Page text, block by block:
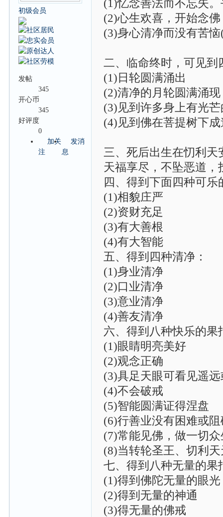
初级会员
发帖
345
开心币
345
好评度
0
加关
注
发消
息
(1)忆念善法而不忘失
(2)心生欢喜，开始念佛
(3)身心清净而没有苦
二、临命终时，可见到
(1)日轮圆满涌出
(2)清净的月轮圆满涌现
(3)见到许多身上有光
(4)见到佛在菩提树下
三、死后出生在忉利天
天福享尽，不坠恶道
四、得到下面四种可乐
(1)相貌庄严
(2)资财充足
(3)有大善根
(4)有大智能
五、得到四种清净：
(1)身业清净
(2)口业清净
(3)意业清净
(4)善友清净
六、得到八种快乐的果
(1)眼睛明亮美好
(2)观念正确
(3)具足天眼可看见遥
(4)不会破戒
(5)智能圆满证得涅盘
(6)行善业没有困难或阻
(7)常能见佛，做一切
(8)当转轮圣王、切利
七、得到八种无量的果
(1)得到佛陀无量的眼光
(2)得到无量的神通
(3)得无量的佛戒